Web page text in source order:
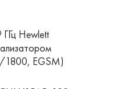
Hewlett
1800, EGSM)